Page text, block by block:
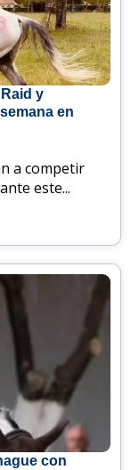
y
en
a competir
este...
con